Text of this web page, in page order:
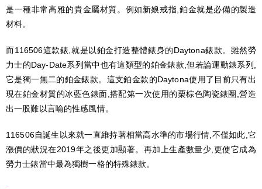
是一種非常高雅的貴金屬材質。例如新娘戒指,鉑金就是必備的製造
材料。
而116506這款錶,就是以鉑金打造整體錶身的Daytona錶款。雖然勞
力士的Day-Date系列當中也有這類型的鉑金錶款,但若論運動錶系列,
它是獨一無二的鉑金錶款。這支鉑金款的Daytona使用了目前只有出
現在鉑金材質的冰藍色錶面,搭配第一次使用的栗棕色陶瓷錶圈,營造
出一股難以言喻的性感風情。
116506自誕生以來就一直維持著相當高水準的市場行情,不僅如此,它
漲價的狀況在2019年之後更加顯著。再加上生產數量少,更使它成為
勞力士錶當中最為獨樹一格的特殊錶款。